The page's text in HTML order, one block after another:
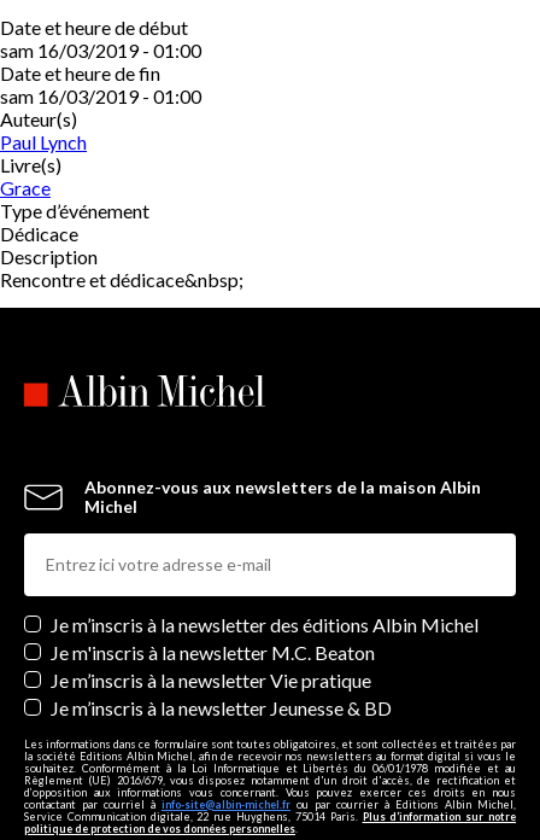
Date et heure de début
sam 16/03/2019 - 01:00
Date et heure de fin
sam 16/03/2019 - 01:00
Auteur(s)
Paul Lynch
Livre(s)
Grace
Type d’événement
Dédicace
Description
Rencontre et dédicace&nbsp;
Abonnez-vous aux newsletters de la maison Albin
Michel
Newsletters
Je m’inscris à la newsletter des éditions Albin Michel
Je m'inscris à la newsletter M.C. Beaton
Je m’inscris à la newsletter Vie pratique
Je m’inscris à la newsletter Jeunesse & BD
Les informations dans ce formulaire sont toutes obligatoires, et sont collectées et traitées par
la société Editions Albin Michel, afin de recevoir nos newsletters au format digital si vous le
souhaitez. Conformément à la Loi Informatique et Libertés du 06/01/1978 modifiée et au
Règlement (UE) 2016/679, vous disposez notamment d'un droit d'accès, de rectification et
d’opposition aux informations vous concernant. Vous pouvez exercer ces droits en nous
contactant par courriel à info-site@albin-michel.fr ou par courrier à Editions Albin Michel,
Service Communication digitale, 22 rue Huyghens, 75014 Paris. Plus d’information sur notre
politique de protection de vos données personnelles